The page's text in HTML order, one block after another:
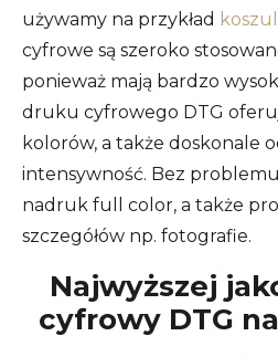
używamy na przykład
cyfrowe są szeroko
ponieważ mają bardzo
druku cyfrowego DTG
kolorów, a także doskonale
intensywność. Bez
nadruk full color, a także
szczegółów np. fotografie.
Najwyższej
cyfrowy DTG